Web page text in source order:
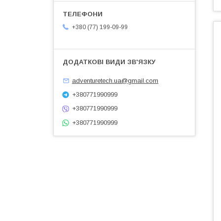
+380 (77) 199-09-99
adventuretech.ua@gmail.com
+380771990999
+380771990999
+380771990999